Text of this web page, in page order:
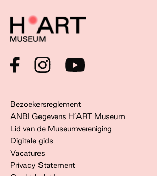
Bezoekersreglement
ANBI Gegevens H’ART Museum
Lid van de Museumvereniging
Digitale gids
Vacatures
Privacy Statement